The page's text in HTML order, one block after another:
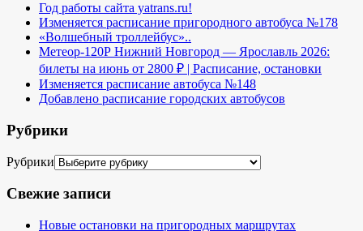
Год работы сайта yatrans.ru!
Изменяется расписание пригородного автобуса №178
«Волшебный троллейбус»..
Метеор-120Р Нижний Новгород — Ярославль 2026:
билеты на июнь от 2800 ₽ | Расписание, остановки
Изменяется расписание автобуса №148
Добавлено расписание городских автобусов
Рубрики
Рубрики
Свежие записи
Новые остановки на пригородных маршрутах